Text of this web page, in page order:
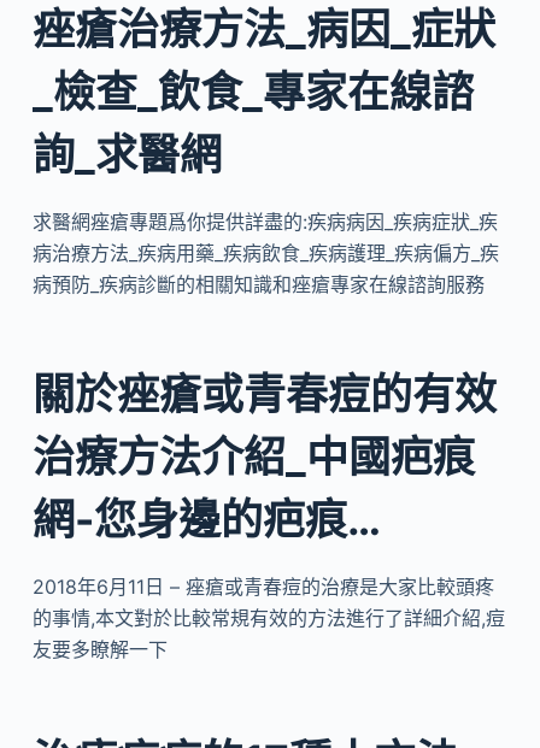
痤瘡治療方法_病因_症狀
_檢查_飲食_專家在線諮
詢_求醫網
求醫網痤瘡專題爲你提供詳盡的:疾病病因_疾病症狀_疾
病治療方法_疾病用藥_­疾病飲食_疾病護理_疾病偏方_疾
病預防_疾病診斷的相關知識和痤瘡專家在線諮詢服務
關於痤瘡或青春痘的有效
治療方法介紹_中國疤痕
網-您身邊的疤痕…
2018年6月11日 – 痤瘡或青春痘的治療是大家比較頭疼
的事情,本文對於比較常規有效的方法進行了詳細介紹,痘
友要多瞭解一下